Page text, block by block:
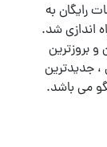
خدمات رایگان به
اندازی شد.
بروزترین
، جدیدترین
می باشد.